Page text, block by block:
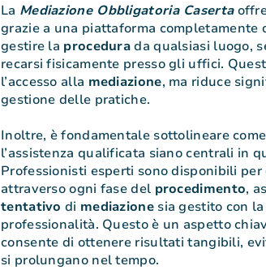
La Mediazione Obbligatoria Caserta
grazie a una piattaforma completamente
gestire la procedurada qualsiasi luogo,
recarsi fisicamente presso gli uffici.
l’accesso alla mediazione, ma riduce
gestione delle pratiche.
Inoltre, è fondamentale sottolineare
l’assistenza qualificata siano centrali in
Professionisti esperti sono disponibili
attraverso ogni fase del procedimento,
tentativo di mediazionesia gestito con
professionalità. Questo è un aspetto
consente di ottenere risultati tangibili,
si prolungano nel tempo.